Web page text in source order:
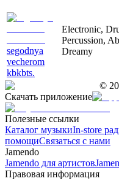
segodnya
vecherom
kbkbts.
Electronic,
Percussion,
Dreamy
©
Скачать приложение
Полезные ссылки
Каталог музыкиIn-store
помощиСвязаться с нами
Jamendo
Jamendo для артистов
Правовая информация